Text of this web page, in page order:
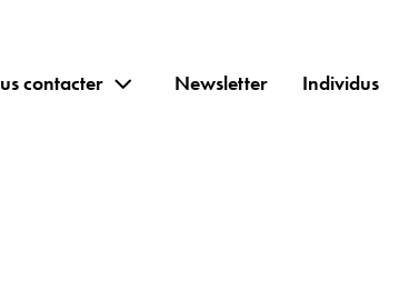
contacter Newsletter Individus